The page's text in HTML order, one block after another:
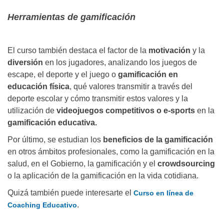
Herramientas de gamificación
El curso también destaca el factor de la motivación y la
diversión en los jugadores, analizando los juegos de
escape, el deporte y el juego o gamificación en
educación física, qué valores transmitir a través del
deporte escolar y cómo transmitir estos valores y la
utilización de videojuegos competitivos o e-sports en la
gamificación educativa.
Por último, se estudian los beneficios de la gamificación
en otros ámbitos profesionales, como la gamificación en la
salud, en el Gobierno, la gamificación y el crowdsourcing
o la aplicación de la gamificación en la vida cotidiana.
Quizá también puede interesarte el Curso en línea de
Coaching Educativo.